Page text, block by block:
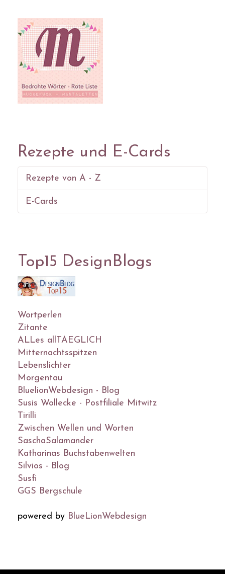
Rezepte und E-Cards
Rezepte von A - Z
E-Cards
Top15 DesignBlogs
Wortperlen
Zitante
ALLes allTAEGLICH
Mitternachtsspitzen
Lebenslichter
Morgentau
BluelionWebdesign - Blog
Susis Wollecke - Postfiliale Mitwitz
Tirilli
Zwischen Wellen und Worten
SaschaSalamander
Katharinas Buchstabenwelten
Silvios - Blog
Susfi
GGS Bergschule
powered by BlueLionWebdesign